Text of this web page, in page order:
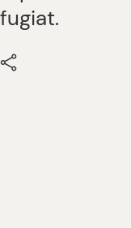
fugiat.